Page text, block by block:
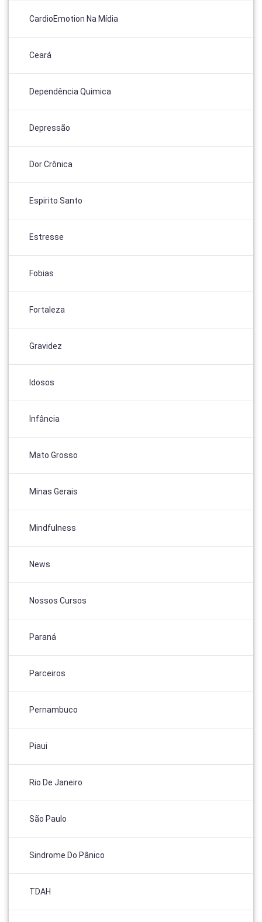
CardioEmotion Na Mídia
Ceará
Dependência Quimica
Depressão
Dor Crônica
Espirito Santo
Estresse
Fobias
Fortaleza
Gravidez
Idosos
Infância
Mato Grosso
Minas Gerais
Mindfulness
News
Nossos Cursos
Paraná
Parceiros
Pernambuco
Piaui
Rio De Janeiro
São Paulo
Sindrome Do Pânico
TDAH